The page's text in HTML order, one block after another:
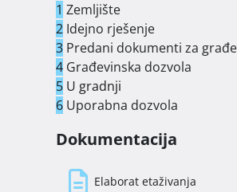
1 Zemljište
2Idejno rješenje
3Predani dokumenti za
4Građevinska dozvola
5U gradnji
6Uporabna dozvola
Dokumentacija
Elaborat etaživanja